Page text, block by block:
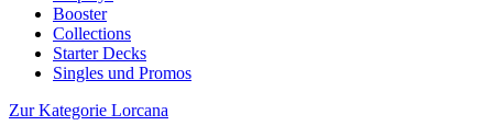
Booster
Collections
Starter Decks
Singles und Promos
Zur Kategorie Lorcana